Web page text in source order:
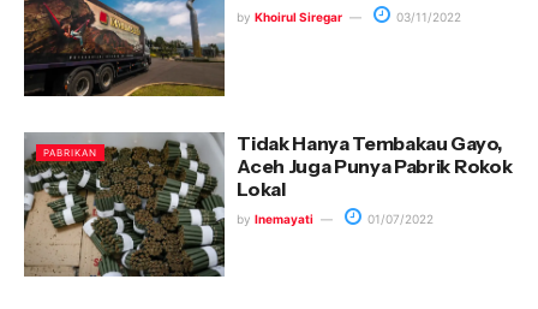
by Khoirul Siregar 03/11/2022
PABRIKAN
Tidak Hanya Tembakau Gayo,
Aceh Juga Punya Pabrik Rokok
Lokal
by Inemayati 01/07/2022